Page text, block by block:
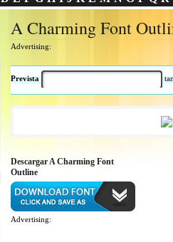
A Charming Font
Advertising:
Prevista
Descargar A Charming Font
Outline
Advertising: